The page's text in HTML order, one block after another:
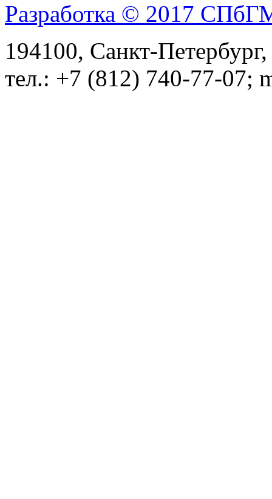
Разработка © 2017
194100, Санкт-
тел.: +7 (812) 740-77-07;